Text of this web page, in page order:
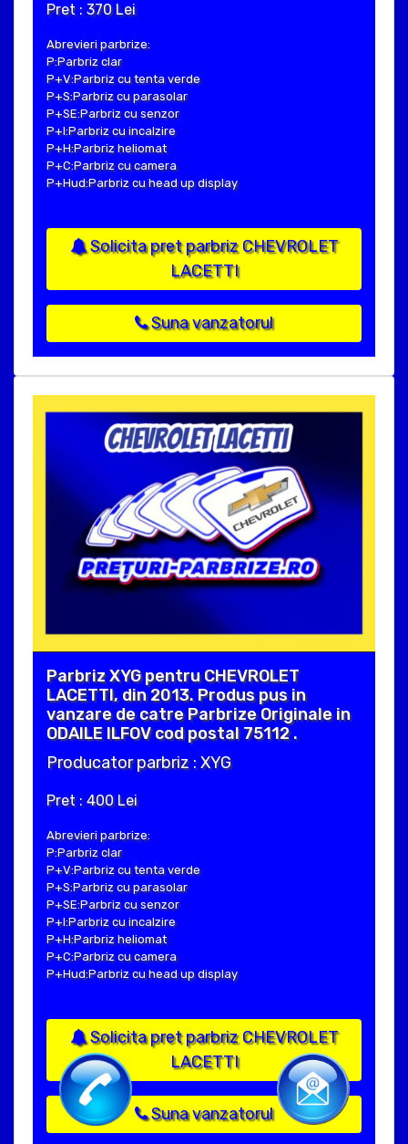
Pret : 370 Lei
Abrevieri parbrize:
P:Parbriz clar
P+V:Parbriz cu tenta verde
P+S:Parbriz cu parasolar
P+SE:Parbriz cu senzor
P+I:Parbriz cu incalzire
P+H:Parbriz heliomat
P+C:Parbriz cu camera
P+Hud:Parbriz cu head up display
Solicita pret parbriz CHEVROLET
LACETTI
Suna vanzatorul
Parbriz XYG pentru CHEVROLET
LACETTI, din 2013. Produs pus in
vanzare de catre Parbrize Originale in
ODAILE ILFOV cod postal 75112 .
Producator parbriz : XYG
Pret : 400 Lei
Abrevieri parbrize:
P:Parbriz clar
P+V:Parbriz cu tenta verde
P+S:Parbriz cu parasolar
P+SE:Parbriz cu senzor
P+I:Parbriz cu incalzire
P+H:Parbriz heliomat
P+C:Parbriz cu camera
P+Hud:Parbriz cu head up display
Solicita pret parbriz CHEVROLET
LACETTI
Suna vanzatorul